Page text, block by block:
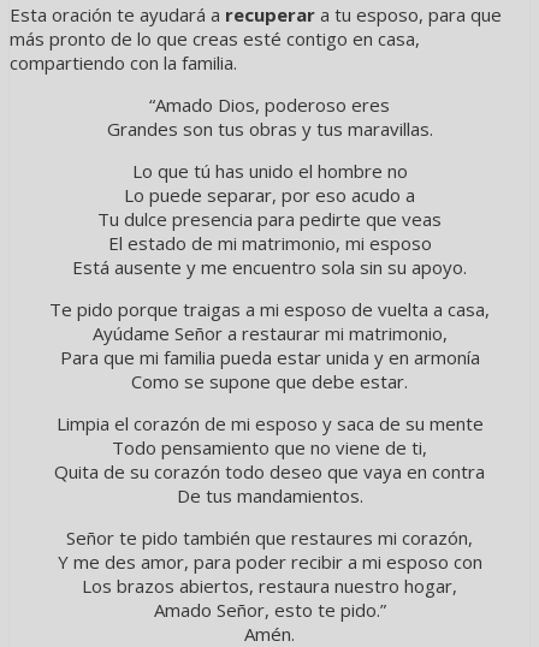
Esta oración te ayudará a recuperar a tu esposo, para que
más pronto de lo que creas esté contigo en casa,
compartiendo con la familia.
“Amado Dios, poderoso eres
Grandes son tus obras y tus maravillas.
Lo que tú has unido el hombre no
Lo puede separar, por eso acudo a
Tu dulce presencia para pedirte que veas
El estado de mi matrimonio, mi esposo
Está ausente y me encuentro sola sin su apoyo.
Te pido porque traigas a mi esposo de vuelta a casa,
Ayúdame Señor a restaurar mi matrimonio,
Para que mi familia pueda estar unida y en armonía
Como se supone que debe estar.
Limpia el corazón de mi esposo y saca de su mente
Todo pensamiento que no viene de ti,
Quita de su corazón todo deseo que vaya en contra
De tus mandamientos.
Señor te pido también que restaures mi corazón,
Y me des amor, para poder recibir a mi esposo con
Los brazos abiertos, restaura nuestro hogar,
Amado Señor, esto te pido.”
Amén.